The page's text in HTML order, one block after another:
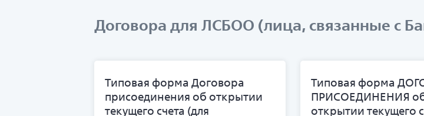
Договора для ЛСБОО (лица, связанные с
Типовая форма Договора
присоединения об открытии
текущего счета (для
Типовая форма
ПРИСОЕДИНЕНИЯ
открытии текущего